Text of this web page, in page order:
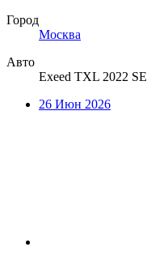
Город
Москва
Авто
Exeed TXL 2022 SE
26 Июн 2026